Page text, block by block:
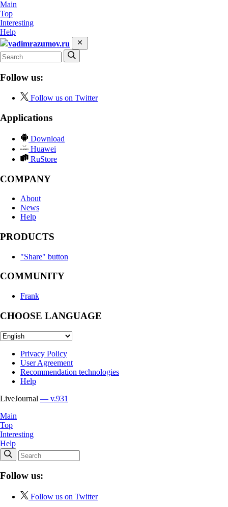
Main
Top
Interesting
Help
vadimrazumov.ru
Follow us:
Follow us on Twitter
Applications
Download
Huawei
RuStore
COMPANY
About
News
Help
PRODUCTS
"Share" button
COMMUNITY
Frank
CHOOSE LANGUAGE
Privacy Policy
User Agreement
Recommendation technologies
Help
LiveJournal — v.931
Main
Top
Interesting
Help
Follow us:
Follow us on Twitter